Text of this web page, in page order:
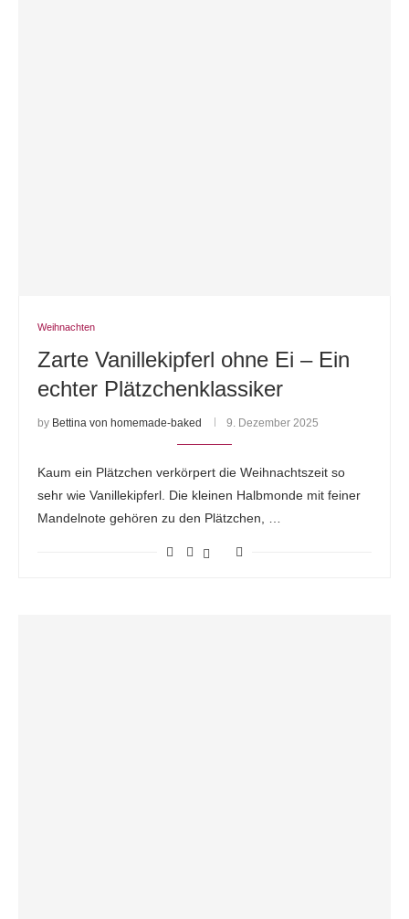
Weihnachten
Zarte Vanillekipferl ohne Ei – Ein
echter Plätzchenklassiker
by Bettina von homemade-baked 9. Dezember 2025
Kaum ein Plätzchen verkörpert die Weihnachtszeit so
sehr wie Vanillekipferl. Die kleinen Halbmonde mit feiner
Mandelnote gehören zu den Plätzchen, …